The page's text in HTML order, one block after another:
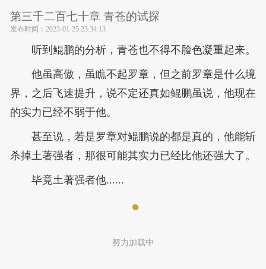
第三千二百七十章 青苍的试探
发布时间： 2023-01-25 23:34:13
听到鲲鹏的分析，青苍也不得不脸色凝重起来。
他虽高傲，虽瞧不起罗章，但之前罗章是什么境
界，之后飞速提升，说不定还真如鲲鹏虽说，他现在
的实力已经不弱于他。
甚至说，若是罗章对鲲鹏说的都是真的，他能斩
杀掉土著强者，那很可能其实力已经比他还强大了。
毕竟土著强者他......
努力加载中